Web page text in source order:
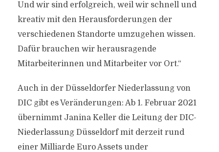
Und wir sind erfolgreich, weil wir schnell und
kreativ mit den Herausforderungen der
verschiedenen Standorte umzugehen wissen.
Dafür brauchen wir herausragende
Mitarbeiterinnen und Mitarbeiter vor Ort.“
Auch in der Düsseldorfer Niederlassung von
DIC gibt es Veränderungen: Ab 1. Februar 2021
übernimmt Janina Keller die Leitung der DIC-
Niederlassung Düsseldorf mit derzeit rund
einer Milliarde Euro Assets under